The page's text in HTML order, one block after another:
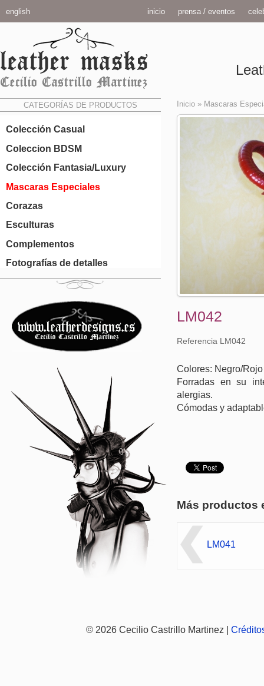
english inicio prensa / eventos
CATEGORÍAS DE PRODUCTOS
Colección Casual
Coleccion BDSM
Colección Fantasia/Luxury
Mascaras Especiales
Corazas
Esculturas
Complementos
Fotografías de detalles
Inicio » Mascaras
LM042
Referencia LM042
Colores: Negro/Rojo
Forradas en su
alergias.
Cómodas y
Más productos
LM041
© 2026 Cecilio Castrillo Martinez |